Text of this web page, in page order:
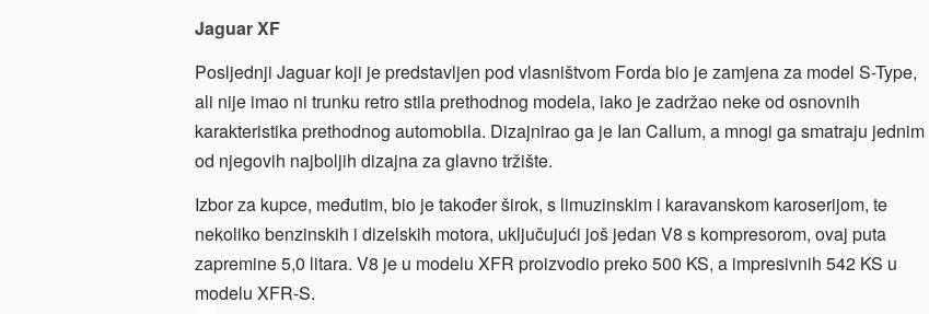
Jaguar XF
Posljednji Jaguar koji je predstavljen pod vlasništvom Forda bio je zamjena za model S-Type,
ali nije imao ni trunku retro stila prethodnog modela, iako je zadržao neke od osnovnih
karakteristika prethodnog automobila. Dizajnirao ga je Ian Callum, a mnogi ga smatraju jednim
od njegovih najboljih dizajna za glavno tržište.
Izbor za kupce, međutim, bio je također širok, s limuzinskim i karavanskom karoserijom, te
nekoliko benzinskih i dizelskih motora, uključujući još jedan V8 s kompresorom, ovaj puta
zapremine 5,0 litara. V8 je u modelu XFR proizvodio preko 500 KS, a impresivnih 542 KS u
modelu XFR-S.